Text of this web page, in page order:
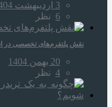
3 اردیبهشت 1404
6 نظر
نقش پلتفرم‌های تخصصی در
20 بهمن 1404
4 نظر